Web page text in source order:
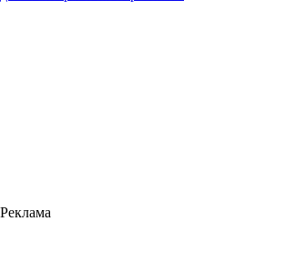
Реклама